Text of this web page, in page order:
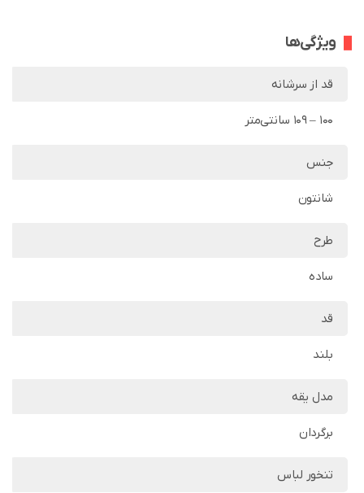
ویژگی‌ها
قد از سرشانه
100 – 109 سانتی‌متر
جنس
شانتون
طرح
ساده
قد
بلند
مدل یقه
برگردان
تنخور لباس